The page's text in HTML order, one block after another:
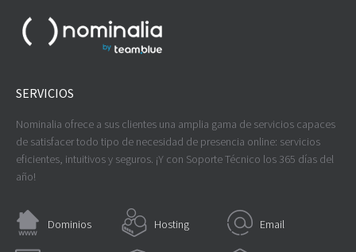
SERVICIOS
Nominalia ofrece a sus clientes una amplia gama de servicios capaces
de satisfacer todo tipo de necesidad de presencia online: servicios
eficientes, intuitivos y seguros. ¡Y con Soporte Técnico los 365 días del
año!
Dominios Hosting Email